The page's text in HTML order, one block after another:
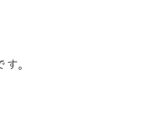
。